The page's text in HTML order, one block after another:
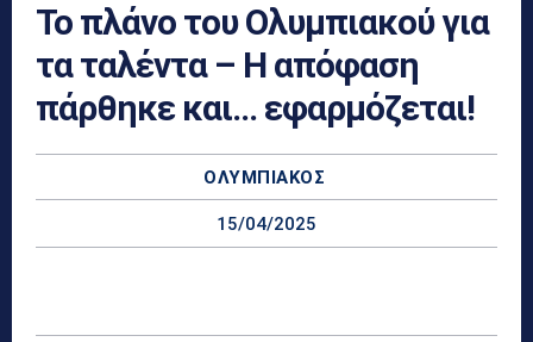
Το πλάνο του Ολυμπιακού για
τα ταλέντα – Η απόφαση
πάρθηκε και… εφαρμόζεται!
ΟΛΥΜΠΙΑΚΌΣ
15/04/2025